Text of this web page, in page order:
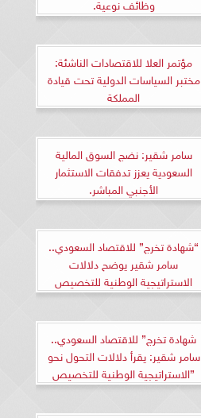
مؤتمر العلا للاقتصادات الناشئة:
مختبر السياسات الدولية تحت قيادة
المملكة
سامر شقير: نضج السوق المالية
السعودية يعزز تدفقات الاستثمار
الأجنبي المباشر.
“شهادة تخرج” للاقتصاد السعودي..
سامر شقير يوضح دلالات
الاستراتيجية الوطنية للتخصيص
شهادة تخرج” للاقتصاد السعودي..
سامر شقير: يقرأ دلالات التحول نحو
”الاستراتيجية الوطنية للتخصيص